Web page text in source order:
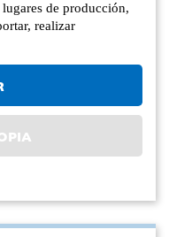
de producción,
realizar